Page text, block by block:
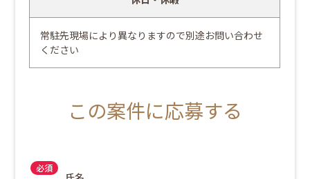
常駐先現場により異なりますので別途お問い合わせ
ください
この案件に応募する